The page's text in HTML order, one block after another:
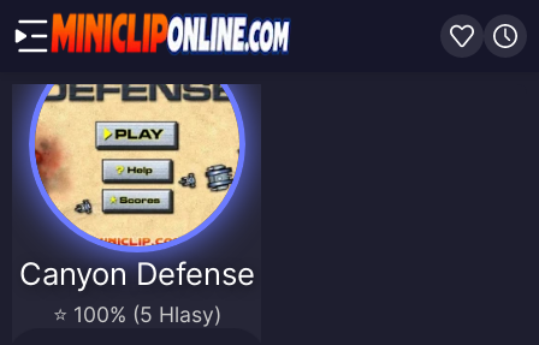
Canyon Defense
⭐ 100% (5 Hlasy)